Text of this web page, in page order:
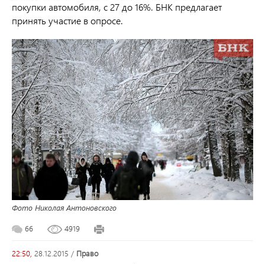
покупки автомобиля, с 27 до 16%. БНК предлагает
принять участие в опросе.
Фото Николая Антоновского
66 4919
22:50, 28.12.2015 / право